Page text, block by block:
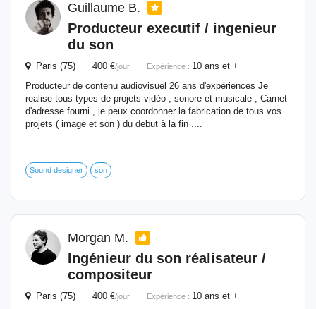
Guillaume B.
Producteur executif / ingenieur
du son
Paris (75) 400 €/jour Expérience : 10 ans et +
Producteur de contenu audiovisuel 26 ans d'expériences Je
realise tous types de projets vidéo , sonore et musicale , Carnet
d'adresse fourni , je peux coordonner la fabrication de tous vos
projets ( image et son ) du debut à la fin ....
Sound designer son
Morgan M.
Ingénieur du son réalisateur /
compositeur
Paris (75) 400 €/jour Expérience : 10 ans et +